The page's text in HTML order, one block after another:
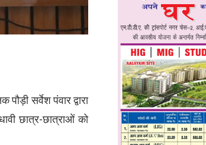
सर्वेश पंवार द्वारा
छात्र-छात्राओं को